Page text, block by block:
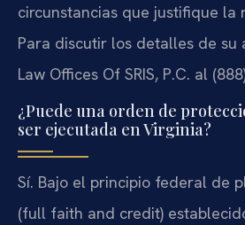
circunstancias que justifique la
Para discutir los detalles de su
Law Offices Of SRIS, P.C. al
¿Puede una orden de
ser ejecutada en Virginia?
Sí. Bajo el principio federal de
(full faith and credit)